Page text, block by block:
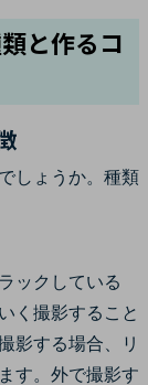
と作るコ
しょうか。種類
ックしている
く撮影すること
影する場合、リ
す。外で撮影す